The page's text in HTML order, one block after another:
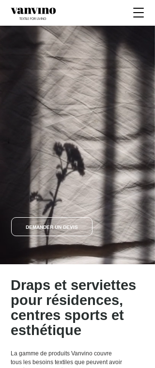
TEXTILE FOR LIVING
DEMANDER UN DEVIS
Draps et serviettes
pour résidences,
centres sports et
esthétique
La gamme de produits Vanvino couvre
tous les besoins textiles que peuvent avoir